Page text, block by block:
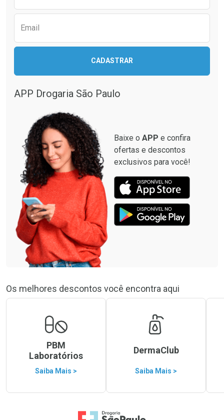
Email
CADASTRAR
APP Drogaria São Paulo
Baixe o APP e confira
ofertas e descontos
exclusivos para você!
Os melhores descontos você encontra aqui
PBM
Laboratórios
Saiba Mais >
DermaClub
Saiba Mais >
Ir para a Home